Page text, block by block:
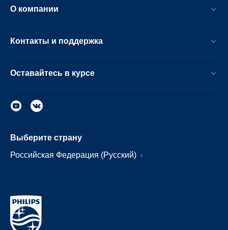
О компании
Контакты и поддержка
Оставайтесь в курсе
Выберите страну
Российская Федерация (Русский)